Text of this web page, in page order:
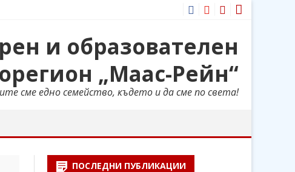
Facebook
Youtube
Имейл
и образователен
„Маас-Рейн“
сме едно семейство, където и да сме по света!
ПОСЛЕДНИ ПУБЛИКАЦИИ